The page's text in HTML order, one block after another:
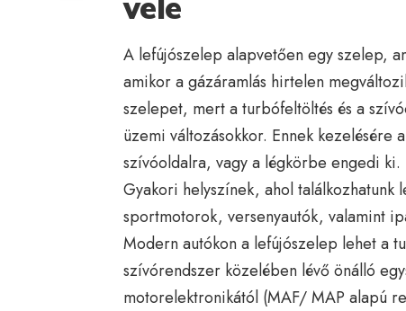
vele
A lefújószelep alapvetően egy szelep,
amikor a gázáramlás hirtelen
szelepet, mert a turbófeltöltés és a
üzemi változásokkor. Ennek kezelésére
szívóoldalra, vagy a légkörbe engedi ki.
Gyakori helyszínek, ahol
sportmotorok, versenyautók, valamint
Modern autókon a lefújószelep lehet a
szívórendszer közelében lévő önálló
motorelektronikától (MAF/ MAP alapú